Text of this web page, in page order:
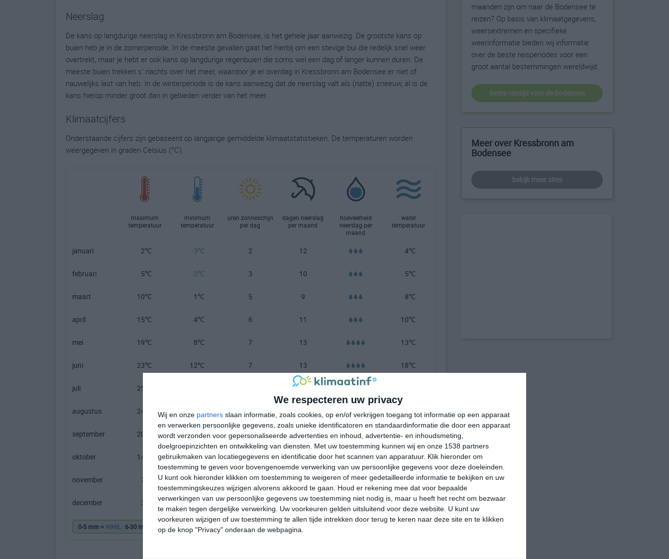
We respecteren uw privacy
Wij en onze partners slaan informatie, zoals cookies, op en/of verkrijgen toegang tot informatie op een apparaat
en verwerken persoonlijke gegevens, zoals unieke identificatoren en standaardinformatie die door een apparaat
wordt verzonden voor gepersonaliseerde advertenties en inhoud, advertentie- en inhoudsmeting,
doelgroepinzichten en ontwikkeling van diensten.
Met uw toestemming kunnen wij en onze 1538 partners
gebruikmaken van locatiegegevens en identificatie door het scannen van apparatuur. Klik hieronder om
toestemming te geven voor bovengenoemde verwerking van uw persoonlijke gegevens voor deze doeleinden.
U kunt ook hieronder klikken om toestemming te weigeren of meer gedetailleerde informatie te bekijken en uw
toestemmingskeuzes wijzigen alvorens akkoord te gaan.
Houd er rekening mee dat voor bepaalde
verwerkingen van uw persoonlijke gegevens uw toestemming niet nodig is, maar u heeft het recht om bezwaar
te maken tegen dergelijke verwerking. Uw voorkeuren gelden uitsluitend voor deze website. U kunt uw
voorkeuren wijzigen of uw toestemming te allen tijde intrekken door terug te keren naar deze site en te klikken
op de knop "Privacy" onderaan de webpagina.
Neerslag
De kans op langdurige neerslag in Kressbronn am Bodensee, is het gehele jaar aanwezig. De grootste kans op
buien heb je in de zomerperiode. In de meeste gevallen gaat het hierbij om een stevige bui die redelijk snel weer
overtrekt, maar je hebt er ook kans op langdurige regenbuien die soms wel een dag of langer kunnen duren. De
meeste buien trekken s’ nachts over het meer, waardoor je er overdag in Kressbronn am Bodensee er niet of
nauwelijks last van heb. In de winterperiode is de kans aanwezig dat de neerslag valt als (natte) sneeuw, al is de
kans hierop minder groot dan in gebieden verder van het meer.
Klimaatcijfers
Onderstaande cijfers zijn gebaseerd op langjarige gemiddelde klimaatstatistieken. De temperaturen worden
weergegeven in graden Celsius (°C).
maximum
temperatuur
minimum
temperatuur
uren zonneschijn
per dag
dagen neerslag
per maand
hoeveelheid
neerslag per
maand
water
temperatuur
januari 2℃ -3℃ 2 12 4℃
februari 5℃ -2℃ 3 10 5℃
maart 10℃ 1℃ 5 9 8℃
april 15℃ 4℃ 6 11 10℃
mei 19℃ 8℃ 7 13 13℃
juni 23℃ 12℃ 7 13 18℃
juli 25℃ 13
augustus 24℃ 7 22℃
september 20℃ 11℃ 6 10 18℃
oktober 14℃ 6℃ 3 10 15℃
november 7℃ 2℃ 2 10 9℃
december 3℃ -2℃ 1 10 7℃
0-5 mm = NIHIL | 6-30 mm = 31-60 mm = 61-100 mm = 101-200 mm =
maanden zijn om naar de Bodensee te
reizen? Op basis van klimaatgegevens,
weersextremen en specifieke
weerinformatie bieden wij informatie
over de beste reisperiodes voor een
groot aantal bestemmingen wereldwijd.
beste reistijd voor de Bodensee
Meer over Kressbronn am
Bodensee
bekijk meer sites